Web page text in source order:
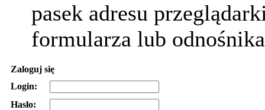
pasek adresu
formularza lub
Zaloguj się
Login:
Hasło: